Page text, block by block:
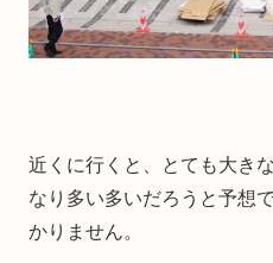
近くに行くと、とても大き
なり多い多いだろうと予想
かりません。